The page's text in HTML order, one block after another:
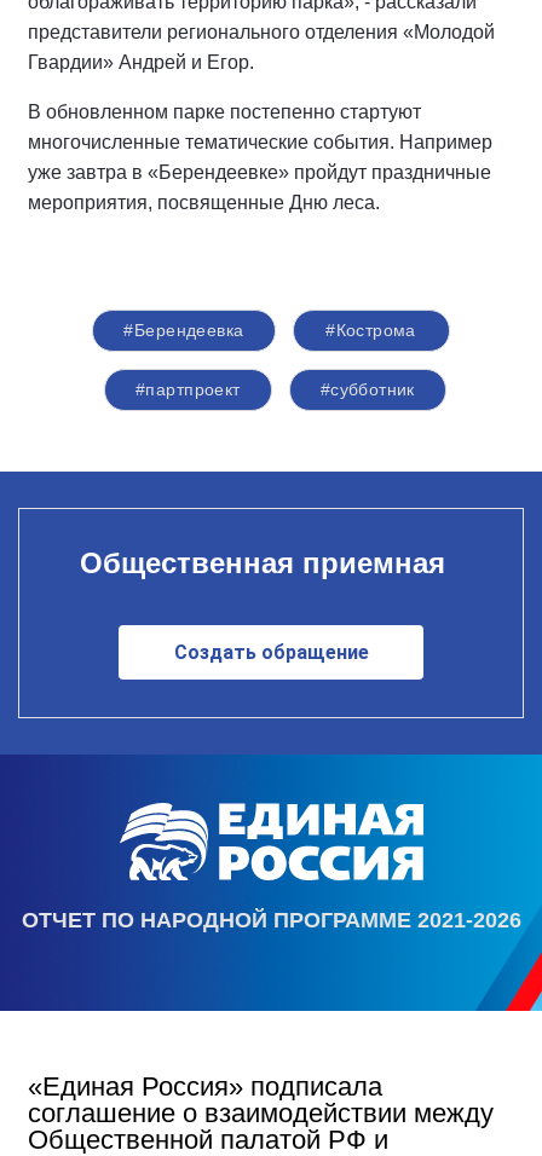
представители регионального отделения «Молодой
Гвардии» Андрей и Егор.
В обновленном парке постепенно стартуют
многочисленные тематические события. Например
уже завтра в «Берендеевке» пройдут праздничные
мероприятия, посвященные Дню леса.
#Берендеевка #Кострома
#партпроект #субботник
Общественная приемная
Создать обращение
ОТЧЕТ ПО НАРОДНОЙ ПРОГРАММЕ 2021-2026
«Единая Россия» подписала
соглашение о взаимодействии между
Общественной палатой РФ и